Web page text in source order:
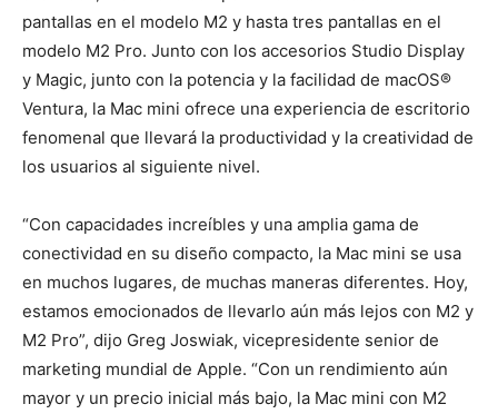
pantallas en el modelo M2 y hasta tres pantallas en el
modelo M2 Pro. Junto con los accesorios Studio Display
y Magic, junto con la potencia y la facilidad de macOS®
Ventura, la Mac mini ofrece una experiencia de escritorio
fenomenal que llevará la productividad y la creatividad de
los usuarios al siguiente nivel.
“Con capacidades increíbles y una amplia gama de
conectividad en su diseño compacto, la Mac mini se usa
en muchos lugares, de muchas maneras diferentes. Hoy,
estamos emocionados de llevarlo aún más lejos con M2 y
M2 Pro”, dijo Greg Joswiak, vicepresidente senior de
marketing mundial de Apple. “Con un rendimiento aún
mayor y un precio inicial más bajo, la Mac mini con M2